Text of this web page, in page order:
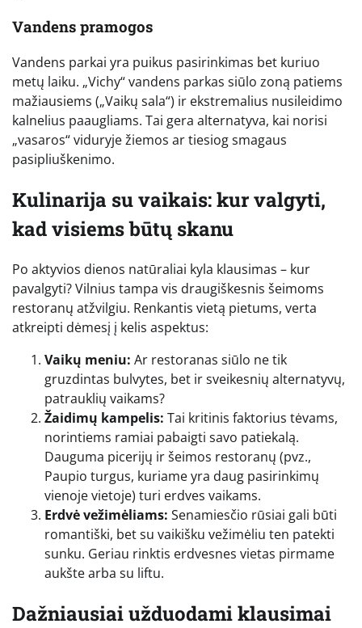
Vandens pramogos
Vandens parkai yra puikus pasirinkimas bet kuriuo
metų laiku. „Vichy“ vandens parkas siūlo zoną patiems
mažiausiems („Vaikų sala“) ir ekstremalius nusileidimo
kalnelius paaugliams. Tai gera alternatyva, kai norisi
„vasaros“ viduryje žiemos ar tiesiog smagaus
pasipliuškenimo.
Kulinarija su vaikais: kur valgyti,
kad visiems būtų skanu
Po aktyvios dienos natūraliai kyla klausimas – kur
pavalgyti? Vilnius tampa vis draugiškesnis šeimoms
restoranų atžvilgiu. Renkantis vietą pietums, verta
atkreipti dėmesį į kelis aspektus:
Vaikų meniu: Ar restoranas siūlo ne tik
gruzdintas bulvytes, bet ir sveikesnių alternatyvų,
patrauklių vaikams?
Žaidimų kampelis: Tai kritinis faktorius tėvams,
norintiems ramiai pabaigti savo patiekalą.
Dauguma picerijų ir šeimos restoranų (pvz.,
Paupio turgus, kuriame yra daug pasirinkimų
vienoje vietoje) turi erdves vaikams.
Erdvė vežimėliams: Senamiesčio rūsiai gali būti
romantiški, bet su vaikišku vežimėliu ten patekti
sunku. Geriau rinktis erdvesnes vietas pirmame
aukšte arba su liftu.
Dažniausiai užduodami klausimai